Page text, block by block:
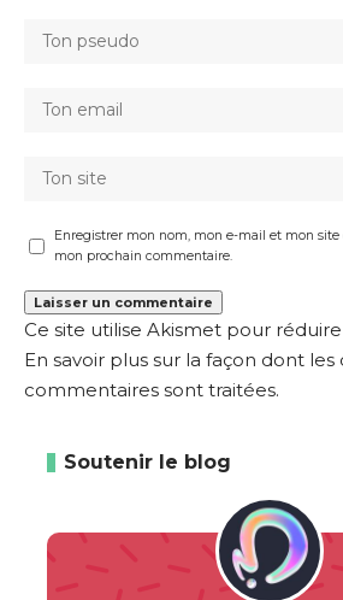
Enregistrer mon nom, mon e-mail et mon
mon prochain commentaire.
Ce site utilise Akismet pour
En savoir plus sur la façon dont
commentaires sont traitées.
Soutenir le blog